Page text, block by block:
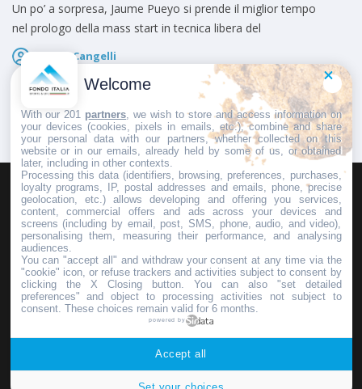
Un po’ a sorpresa, Jaume Pueyo si prende il miglior tempo
nel prologo della mass start in tecnica libera del
Marco Cangelli
Pubblicato il
HOMEPAGEREDAZIONEINVIA UN COMUNICATO STAMPA
PUBBLICITÀSCRIVI AL DIRETTORE
Copyright © 2016 - 2025 ASD Fondo Italia - Partita Iva: IT 03855110049
Welcome
With our 201 partners , we wish to store and access information on
your devices (cookies, pixels in emails, etc.), combine and share
your personal data with our partners, whether collected on this
website or in our emails, already held by some of us, or obtained
later, including in other contexts.
Processing this data (identifiers, browsing, preferences, purchases,
loyalty programs, IP, postal addresses and emails, phone, precise
geolocation, etc.) allows developing and offering you services,
content, commercial offers and ads across your devices and
screens (including by email, post, SMS, phone, audio, and video),
personalising them, measuring their performance, and analysing
audiences.
You can "accept all" and withdraw your consent at any time via the
"cookie" icon, or refuse trackers and activities subject to consent by
clicking the X Closing button. You can also "set detailed
preferences" and object to processing activities not subject to
consent. These choices remain valid for 6 months.
powered by
Set your choices
Accept all